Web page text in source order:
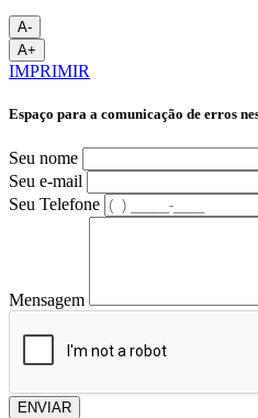
A-
A+
IMPRIMIR
Espaço para a comunicação de erros
Seu nome
Seu e-mail
Seu Telefone
Mensagem
ENVIAR